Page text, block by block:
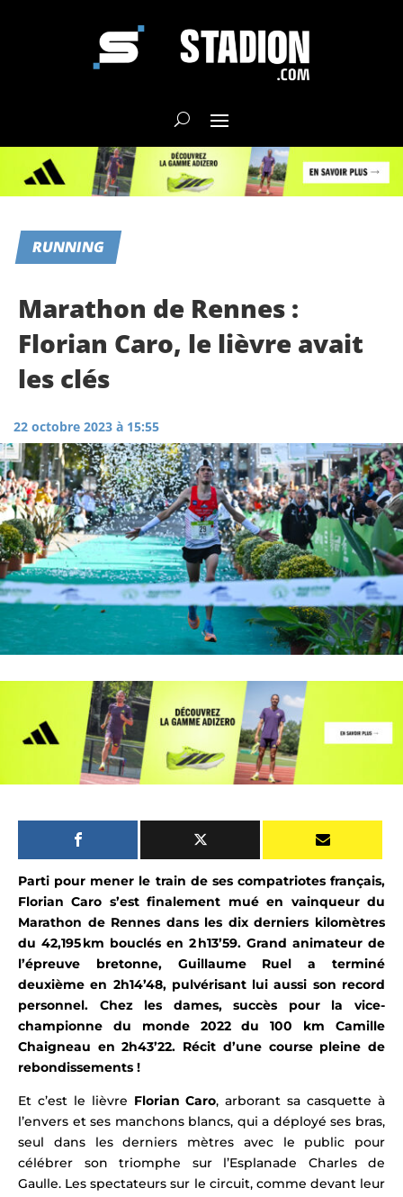
RUNNING
Marathon de Rennes :
Florian Caro, le lièvre avait
les clés
22 octobre 2023 à 15:55
Parti pour mener le train de ses compatriotes français,
Florian Caro s’est finalement mué en vainqueur du
Marathon de Rennes dans les dix derniers kilomètres
du 42,195 km bouclés en 2 h13’59. Grand animateur de
l’épreuve bretonne, Guillaume Ruel a terminé
deuxième en 2h14’48, pulvérisant lui aussi son record
personnel. Chez les dames, succès pour la vice-
championne du monde 2022 du 100 km Camille
Chaigneau en 2h43’22. Récit d’une course pleine de
rebondissements !
Et c’est le lièvre Florian Caro, arborant sa casquette à
l’envers et ses manchons blancs, quia déployé ses bras,
seul dans les derniers mètres avec le public pour
célébrer son triomphe sur l’Esplanade Charles de
Gaulle. Les spectateurs sur le circuit, comme devant leur